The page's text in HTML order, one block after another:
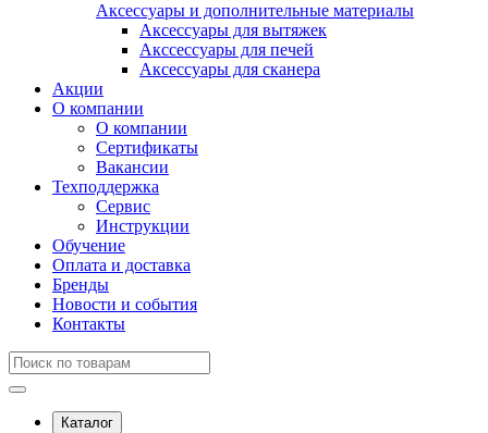
Аксессуары и дополнительные материалы
Аксессуары для вытяжек
Акссессуары для печей
Аксессуары для сканера
Акции
О компании
О компании
Сертификаты
Вакансии
Техподдержка
Сервис
Инструкции
Обучение
Оплата и доставка
Бренды
Новости и события
Контакты
Каталог